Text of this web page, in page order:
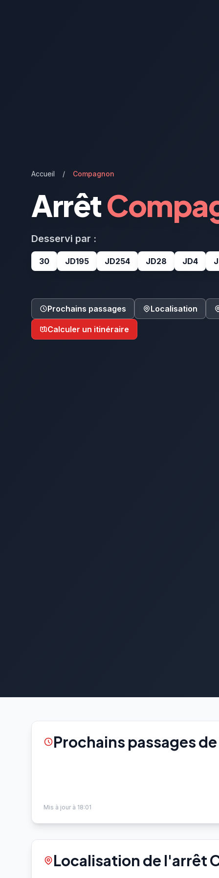
Accueil / Compagnon
Arrêt
Desservi par :
30 JD195 JD254 JD28 JD4
Prochains passages Localisation
Calculer un itinéraire
Prochains passages
Mis à jour à 18:01
Localisation de l'arrêt